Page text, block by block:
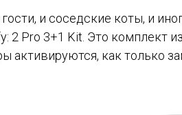
и соседские коты, и
2 Pro 3+1 Kit. Это комплект
активируются, как только